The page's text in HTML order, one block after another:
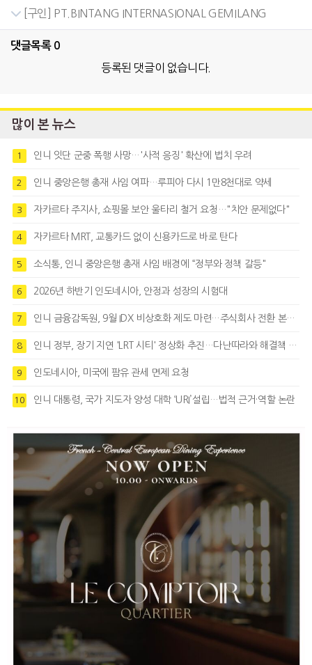
[구인] PT.BINTANG INTERNASIONAL GEMILANG
댓글목록 0
등록된 댓글이 없습니다.
많이 본 뉴스
1 인니 잇단 군중 폭행 사망…'사적 응징' 확산에 법치 우려
2 인니 중앙은행 총재 사임 여파…루피아 다시 1만8천대로 약세
3 자카르타 주지사, 쇼핑몰 보안 울타리 철거 요청…"치안 문제없다"
4 자카르타 MRT, 교통카드 없이 신용카드로 바로 탄다
5 소식통, 인니 중앙은행 총재 사임 배경에 “정부와 정책 갈등"
6 2026년 하반기 인도네시아, 안정과 성장의 시험대
7 인니 금융감독원, 9월 IDX 비상호화 제도 마련…주식회사 전환 본격화
8 인니 정부, 장기 지연 'LRT 시티' 정상화 추진…다난따라와 해결책 모색
9 인도네시아, 미국에 팜유 관세 면제 요청
10 인니 대통령, 국가 지도자 양성 대학 ‘URI’설립…법적 근거·역할 논란